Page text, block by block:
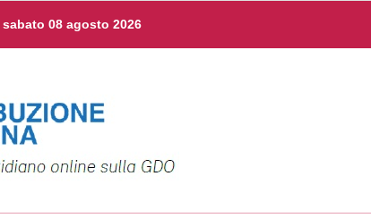
sabato 08 agosto 2026